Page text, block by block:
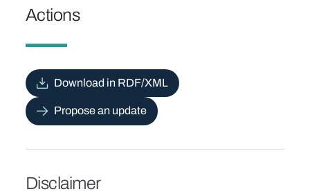
Actions
Download in RDF/XML
Propose an update
Disclaimer